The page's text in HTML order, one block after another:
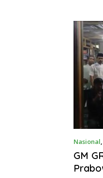
Nasional,
GM